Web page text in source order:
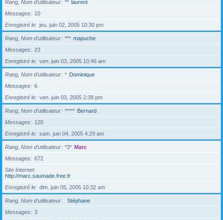
Rang, Nom d’utilisateur ** laurent
Messages
10
Enregistré le
jeu. juin 02, 2005 10:30 pm
Rang, Nom d’utilisateur *** mapuche
Messages
23
Enregistré le
ven. juin 03, 2005 10:46 am
Rang, Nom d’utilisateur * Dominique
Messages
6
Enregistré le
ven. juin 03, 2005 2:38 pm
Rang, Nom d’utilisateur ***** Bernard
Messages
120
Enregistré le
sam. juin 04, 2005 4:29 am
Rang, Nom d’utilisateur *3* Marc
Messages
672
Site Internet
http://marc.saumade.free.fr
Enregistré le
dim. juin 05, 2005 10:32 am
Rang, Nom d’utilisateur
Stéphane
Messages
3